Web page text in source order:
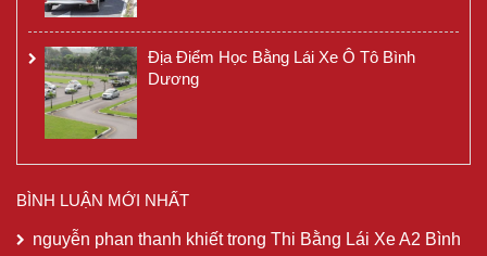
Địa Điểm Học Bằng Lái Xe Ô Tô Bình
Dương
BÌNH LUẬN MỚI NHẤT
nguyễn phan thanh khiếttrong Thi Bằng Lái Xe A2 Bình